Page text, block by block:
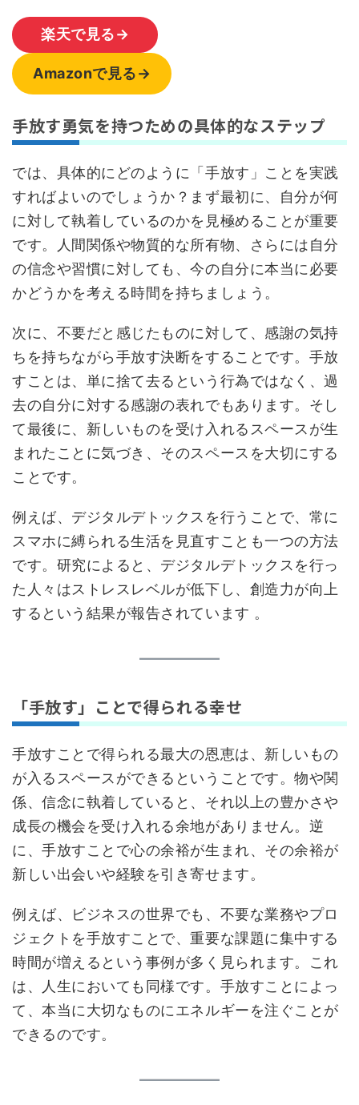
楽天で見る→
Amazonで見る→
手放す勇気を持つための具体的なステップ
では、具体的にどのように「手放す」ことを実践
すればよいのでしょうか？まず最初に、自分が何
に対して執着しているのかを見極めることが重要
です。人間関係や物質的な所有物、さらには自分
の信念や習慣に対しても、今の自分に本当に必要
かどうかを考える時間を持ちましょう。
次に、不要だと感じたものに対して、感謝の気持
ちを持ちながら手放す決断をすることです。手放
すことは、単に捨て去るという行為ではなく、過
去の自分に対する感謝の表れでもあります。そし
て最後に、新しいものを受け入れるスペースが生
まれたことに気づき、そのスペースを大切にする
ことです。
例えば、デジタルデトックスを行うことで、常に
スマホに縛られる生活を見直すことも一つの方法
です。研究によると、デジタルデトックスを行っ
た人々はストレスレベルが低下し、創造力が向上
するという結果が報告されています 。
「手放す」ことで得られる幸せ
手放すことで得られる最大の恩恵は、新しいもの
が入るスペースができるということです。物や関
係、信念に執着していると、それ以上の豊かさや
成長の機会を受け入れる余地がありません。逆
に、手放すことで心の余裕が生まれ、その余裕が
新しい出会いや経験を引き寄せます。
例えば、ビジネスの世界でも、不要な業務やプロ
ジェクトを手放すことで、重要な課題に集中する
時間が増えるという事例が多く見られます。これ
は、人生においても同様です。手放すことによっ
て、本当に大切なものにエネルギーを注ぐことが
できるのです。